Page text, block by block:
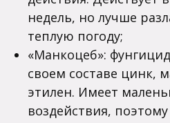
недель, но лучше
теплую погоду;
«Манкоцеб»:
своем составе цинк,
этилен. Имеет
воздействия, поэтому